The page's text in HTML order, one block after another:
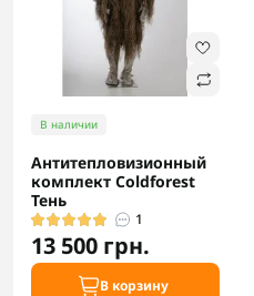
В наличии
Антитепловизионный
комплект Coldforest
Тень
1
13 500 грн.
В корзину